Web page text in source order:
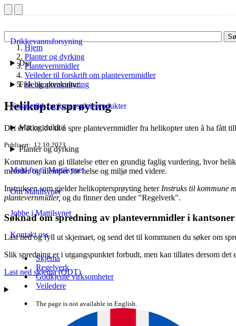
Drikkevannsforsyning
Dyr
Fisk og akvakultur
Kosmetikk og kroppspleieprodukter
Mat og drikke
Planter og dyrking
Meld fra til Mattilsynet
Om Mattilsynet
Jobbe i Mattilsynet
Kontakt oss
Skjema
Regelverk
Godkjente virksomheter
Veiledere
The page is not available in English.
Hjem
Planter og dyrking
Plantevernmidler
Veileder til forskrift om plantevernmidler
Helikoptersprøyting
Helikoptersprøyting
Det er ikke lov til å spre plantevernmidler fra helikopter uten å ha fått
Publisert 12.10.2023
Kommunen kan gi tillatelse etter en grundig faglig vurdering, hvor
metoder og ulemper for helse og miljø med videre.
Instruksen som gjelder helikoptersprøyting heter Instruks til kommune
plantevernmidler, og du finner den under "Regelverk".
Søknad om spredning av plantevernmidler i
Last ned og fyll ut skjemaet, og send det til kommunen du søker om
Slik spredning er i utgangspunktet forbudt, men kan tillates dersom det
Last ned skjema (ODT)